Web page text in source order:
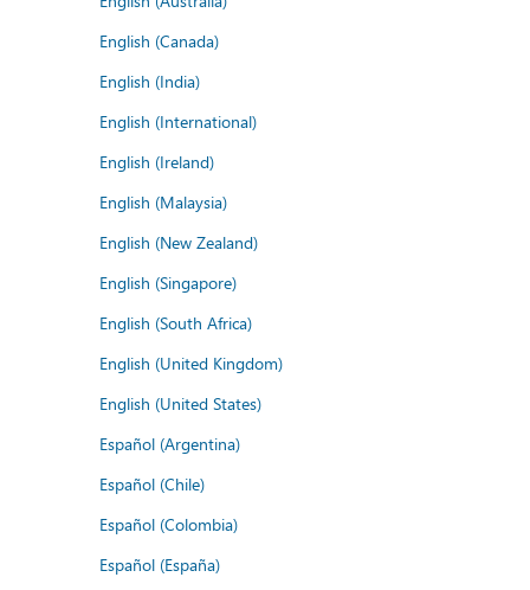
English (Canada)
English (India)
English (International)
English (Ireland)
English (Malaysia)
English (New Zealand)
English (Singapore)
English (South Africa)
English (United Kingdom)
English (United States)
Español (Argentina)
Español (Chile)
Español (Colombia)
Español (España)